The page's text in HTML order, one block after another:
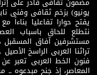
يونيو) بزخم ثقافى وفنى
يفتح حوارا تفاعليا بناءاً
نتطلع للحاق باسباب
مستشرفين آفاق
تراثنا العربى الراسخ
فنون الخط العربى تعبر
المعاصر، إذ جنح مبدعوه ــ